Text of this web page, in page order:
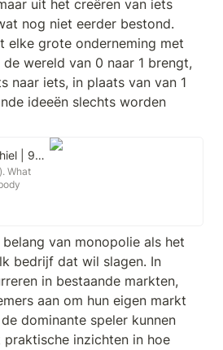
uit het creëren van iets
nog niet eerder bestond.
elke grote onderneming met
wereld van 0 naar 1 brengt,
naar iets, in plaats van van 1
ideeën slechts worden
Zero to One, Peter Thiel | 9780753555200 | Boeken | bol
What
will
the
van monopolie als het
bedrijf dat wil slagen. In
in bestaande markten,
aan om hun eigen markt
dominante speler kunnen
inzichten in hoe